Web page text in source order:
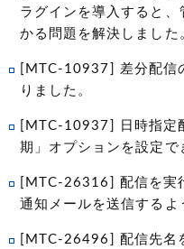
ラグインを導入すると
かる問題を解決しました
[MTC-10937] 差分配信
りました。
[MTC-10937] 日時指定
期」オプションを設定で
[MTC-26316] 配信を実
通知メールを送信するよ
[MTC-26496] 配信先名